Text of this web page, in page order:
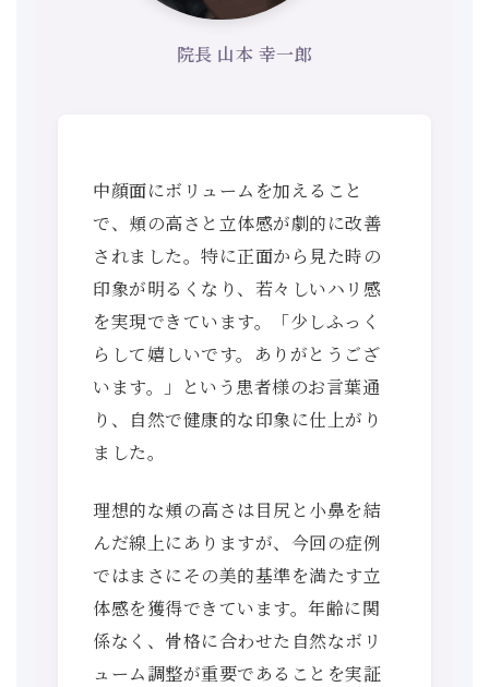
院長 山本 幸一郎
中顔面にボリュームを加えること
で、頬の高さと立体感が劇的に改善
されました。特に正面から見た時の
印象が明るくなり、若々しいハリ感
を実現できています。「少しふっく
らして嬉しいです。ありがとうござ
います。」という患者様のお言葉通
り、自然で健康的な印象に仕上がり
ました。
理想的な頬の高さは目尻と小鼻を結
んだ線上にありますが、今回の症例
ではまさにその美的基準を満たす立
体感を獲得できています。年齢に関
係なく、骨格に合わせた自然なボリ
ューム調整が重要であることを実証